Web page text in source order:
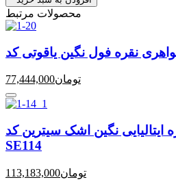
محصولات مرتبط
77,444,000تومان
نگین اشک سیترین کد
SE114
113,183,000تومان